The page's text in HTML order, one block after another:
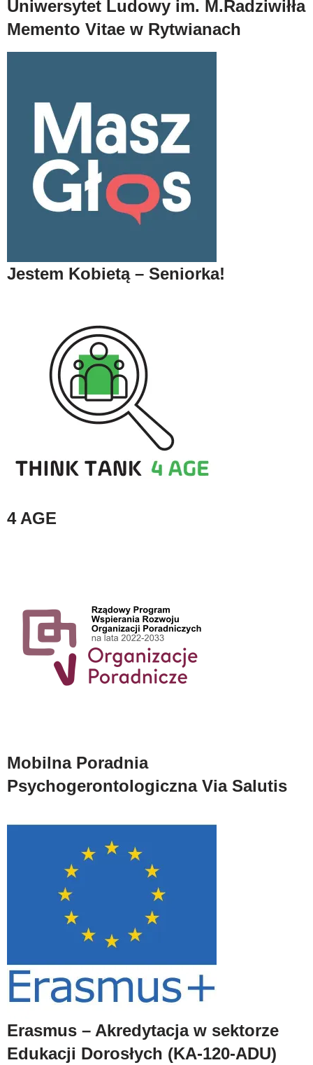
Uniwersytet Ludowy im. M.Radziwiłła
Memento Vitae w Rytwianach
Jestem Kobietą – Seniorka!
4 AGE
Mobilna Poradnia
Psychogerontologiczna Via Salutis
Erasmus – Akredytacja w sektorze
Edukacji Dorosłych (KA-120-ADU)